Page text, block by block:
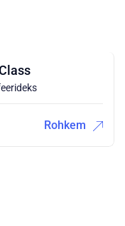
Rohkem